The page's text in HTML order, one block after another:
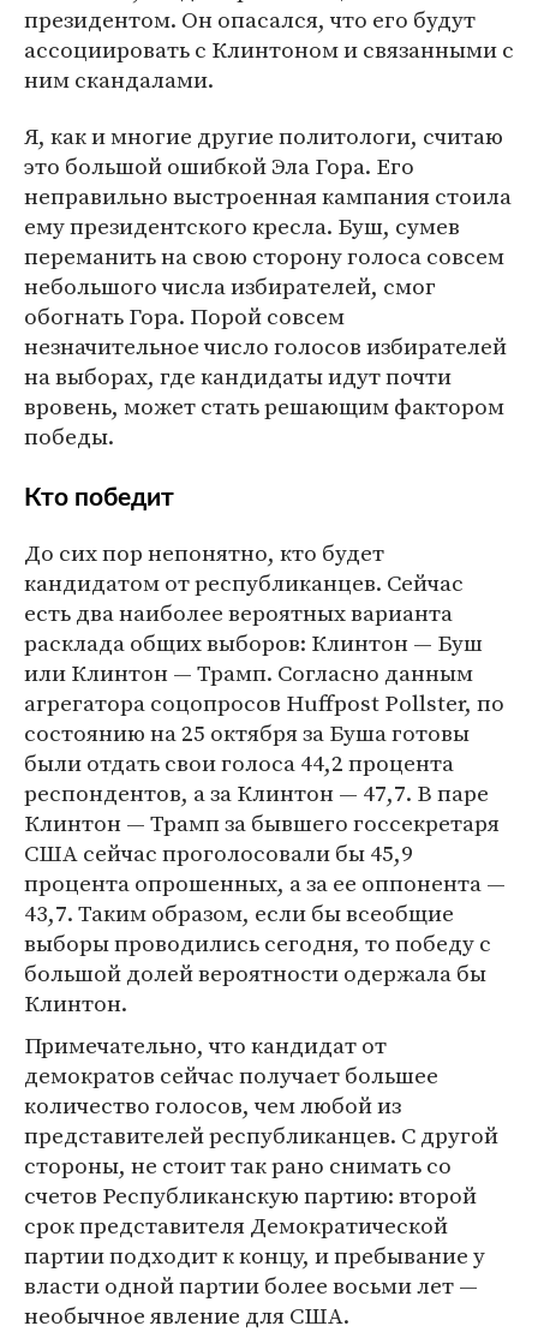
президентом. Он опасался, что его будут
ассоциировать с Клинтоном и связанными с
ним скандалами.
Я, как и многие другие политологи, считаю
это большой ошибкой Эла Гора. Его
неправильно выстроенная кампания стоила
ему президентского кресла. Буш, сумев
переманить на свою сторону голоса совсем
небольшого числа избирателей, смог
обогнать Гора. Порой совсем
незначительное число голосов избирателей
на выборах, где кандидаты идут почти
вровень, может стать решающим фактором
победы.
Кто победит
До сих пор непонятно, кто будет
кандидатом от республиканцев. Сейчас
есть два наиболее вероятных варианта
расклада общих выборов: Клинтон — Буш
или Клинтон — Трамп. Согласно данным
агрегатора соцопросов Huffpost Pollster, по
состоянию на 25 октября за Буша готовы
были отдать свои голоса 44,2 процента
респондентов, а за Клинтон — 47,7. В паре
Клинтон — Трамп за бывшего госсекретаря
США сейчас проголосовали бы 45,9
процента опрошенных, а за ее оппонента —
43,7. Таким образом, если бы всеобщие
выборы проводились сегодня, то победу с
большой долей вероятности одержала бы
Клинтон.
Примечательно, что кандидат от
демократов сейчас получает большее
количество голосов, чем любой из
представителей республиканцев. С другой
стороны, не стоит так рано снимать со
счетов Республиканскую партию: второй
срок представителя Демократической
партии подходит к концу, и пребывание у
власти одной партии более восьми лет —
необычное явление для США.